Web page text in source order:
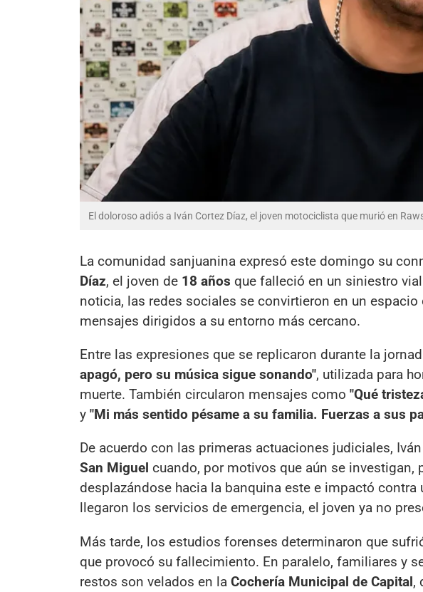
El doloroso adiós a Iván Cortez Díaz, el joven motociclista que murió en
La comunidad sanjuanina expresó este domingo su
Díaz, el joven de 18 años que falleció en un siniestro
noticia, las redes sociales se convirtieron en un
mensajes dirigidos a su entorno más cercano.
Entre las expresiones que se replicaron durante la
apagó, pero su música sigue sonando", utilizada para
muerte. También circularon mensajes como "Qué
y "Mi más sentido pésame a su familia. Fuerzas a sus
De acuerdo con las primeras actuaciones judiciales,
San Miguel cuando, por motivos que aún se
desplazándose hacia la banquina este e impactó
llegaron los servicios de emergencia, el joven ya no
Más tarde, los estudios forenses determinaron que
que provocó su fallecimiento. En paralelo, familiares y
restos son velados en la Cochería Municipal de Capital,